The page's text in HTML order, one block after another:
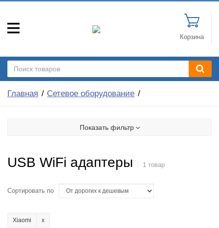
Корзина
Главная Сетевое оборудование
Показать фильтр
USB WiFi адаптеры 1 товар
Сортировать по
Xiaomi